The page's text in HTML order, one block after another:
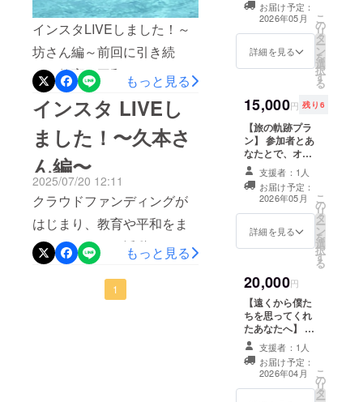
対象：高校生〜大学生（定
員5名程度）参加費：15,000
円（宿泊費とレンタカー
代、施設利用費が含まれて
おり、現地までの航空機代
と食事、お土産代は各自負
担となります。）主催：
NPO法人 夢ノ森伴走者CUE
よろしくお願いします！！
インスタLIVEしました！～
坊さん編～前回に引き続
き、教育や平和について活
動されている方とのインス
タLIVEを行いました。第2弾
の今回は、坊佳紀さんと
LIVEさせていただきまし
た！テーマである「ワクワ
クする学び」について様々
なご質問をイマココメン
バーに投げかけてくださ
り、共に「ワクワクする学
び」を深掘りしました。
もっと見る
インスタ LIVEし
ました！〜久本さ
ん編〜
2025/07/20 12:11
クラウドファンディングが
はじまり、教育や平和をま
んなかにおいて活動されて
いる方との LIVE配信を
Instagramにて行っていま
もっと見る
1
営する「Caféむ
（600円分） ※チ
ケットは2026年
らの活動報告会
に参加できま
す。 フィールド
ワーク前後の参
プランです。 ・
参加者の事前・
当日ワークシー
ト（概要版）を
お送りします。
・活動報告とお
礼のお手紙も
データにてお送
りします。 ※オ
ンライン、1時間
程度を想定。 時
間、日時につい
ては5月〜６月ご
ています。
お届け予定：
2026年05月
詳細を見る
こ
の
リ
タ
ー
ン
を
選
択
す
る
15,000円 残り6
【旅の軌跡プラ
ン】 参加者とあ
なたとで、オン
ライン交流会を
します。 フィー
ルドワークで
あったこと、学
んだことをぜひ
聞いてみてくだ
さい。 ※時間は1
お手紙もデータ
にてお送りしま
す。 ・参加者の
事前・当日ワー
クシート（概要
版）をお送りし
ます。 ・参加者
の感想（概要
版）を送りま
支援者：1人
お届け予定：
2026年05月
詳細を見る
こ
の
リ
タ
ー
ン
を
選
択
す
る
20,000円
【遠くから僕た
ちを思ってくれ
たあなたへ】 感
謝の気持ちを込
めて、お礼の
メッセージと活
動報告のデータ
を、お名前入り
支援者：1人
お届け予定：
2026年04月
こ
の
リ
タ